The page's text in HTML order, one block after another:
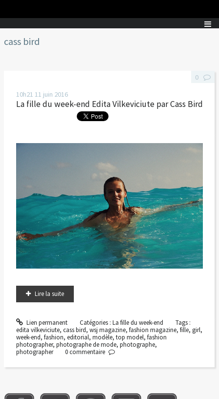
cass bird
10h21 11 juin 2016
La fille du week-end Edita Vilkeviciute par Cass Bird
Lire la suite
Lien permanent Catégories : La fille du week-end
Tags :
edita vilkeviciute, cass bird, wsj magazine, fashion magazine, fille, girl,
week-end, fashion, editorial, modèle, top model, fashion
photographer, photographe de mode, photographe,
photographer
0
0commentaire